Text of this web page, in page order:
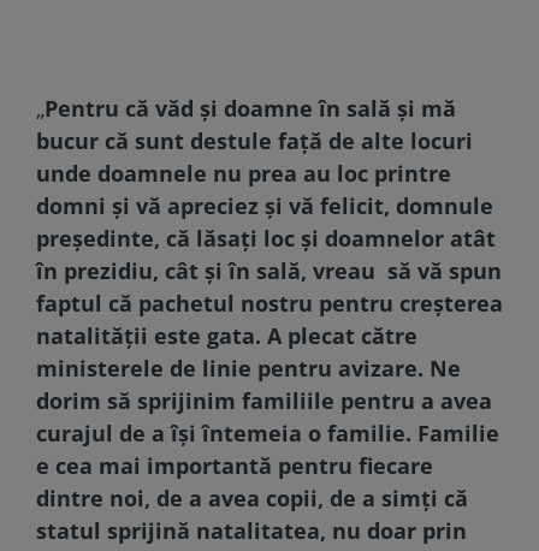
„Pentru că văd şi doamne în sală şi mă
bucur că sunt destule faţă de alte locuri
unde doamnele nu prea au loc printre
domni şi vă apreciez şi vă felicit, domnule
preşedinte, că lăsaţi loc şi doamnelor atât
în prezidiu, cât şi în sală, vreau să vă spun
faptul că pachetul nostru pentru creşterea
natalităţii este gata. A plecat către
ministerele de linie pentru avizare. Ne
dorim să sprijinim familiile pentru a avea
curajul de a îşi întemeia o familie. Familie
e cea mai importantă pentru fiecare
dintre noi, de a avea copii, de a simţi că
statul sprijină natalitatea, nu doar prin